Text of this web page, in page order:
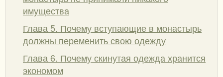
имущества
Глава 5. Почему вступающие в монастырь
должны переменить свою одежду
Глава 6. Почему скинутая одежда хранится
экономом